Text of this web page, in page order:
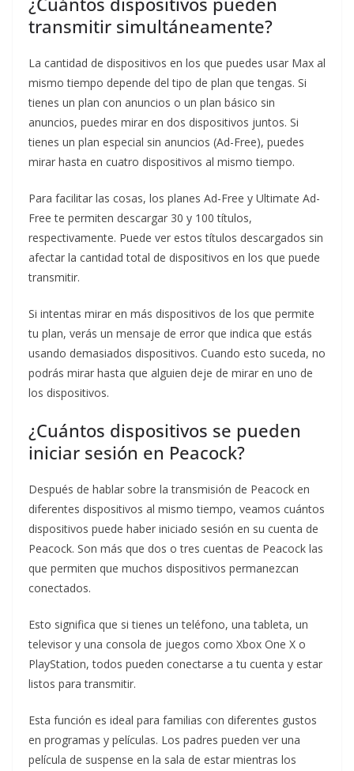
transmitir simultáneamente?
La cantidad de dispositivos en los que puedes usar Max al
mismo tiempo depende del tipo de plan que tengas. Si
tienes un plan con anuncios o un plan básico sin
anuncios, puedes mirar en dos dispositivos juntos. Si
tienes un plan especial sin anuncios (Ad-Free), puedes
mirar hasta en cuatro dispositivos al mismo tiempo.
Para facilitar las cosas, los planes Ad-Free y Ultimate Ad-
Free te permiten descargar 30 y 100 títulos,
respectivamente. Puede ver estos títulos descargados sin
afectar la cantidad total de dispositivos en los que puede
transmitir.
Si intentas mirar en más dispositivos de los que permite
tu plan, verás un mensaje de error que indica que estás
usando demasiados dispositivos. Cuando esto suceda, no
podrás mirar hasta que alguien deje de mirar en uno de
los dispositivos.
¿Cuántos dispositivos se pueden
iniciar sesión en Peacock?
Después de hablar sobre la transmisión de Peacock en
diferentes dispositivos al mismo tiempo, veamos cuántos
dispositivos puede haber iniciado sesión en su cuenta de
Peacock. Son más que dos o tres cuentas de Peacock las
que permiten que muchos dispositivos permanezcan
conectados.
Esto significa que si tienes un teléfono, una tableta, un
televisor y una consola de juegos como Xbox One X o
PlayStation, todos pueden conectarse a tu cuenta y estar
listos para transmitir.
Esta función es ideal para familias con diferentes gustos
en programas y películas. Los padres pueden ver una
película de suspense en la sala de estar mientras los